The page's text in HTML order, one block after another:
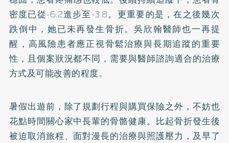
密度已從-6.2進步至-3.8。更重要的是，在之後幾次
跌倒中，她已未再發生骨折。吳欣翰醫師也一再提
醒，高風險患者應正視骨鬆治療與長期追蹤的重要
性，且個案狀況都不同，需要與醫師諮詢適合的治療
方式及可能改善的程度。
暑假出遊前，除了規劃行程與購買保險之外，不妨也
花點時間關心家中長輩的骨骼健康。比起骨折發生後
被迫取消旅程、面對漫長的治療與照護壓力，及早了